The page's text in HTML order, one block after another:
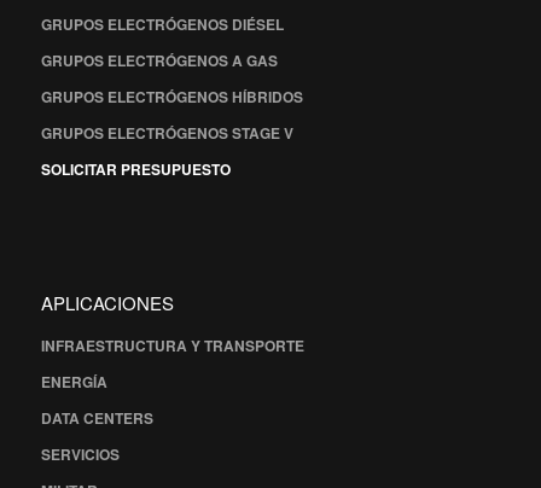
GRUPOS ELECTRÓGENOS DIÉSEL
GRUPOS ELECTRÓGENOS A GAS
GRUPOS ELECTRÓGENOS HÍBRIDOS
GRUPOS ELECTRÓGENOS STAGE V
SOLICITAR PRESUPUESTO
APLICACIONES
INFRAESTRUCTURA Y TRANSPORTE
ENERGÍA
DATA CENTERS
SERVICIOS